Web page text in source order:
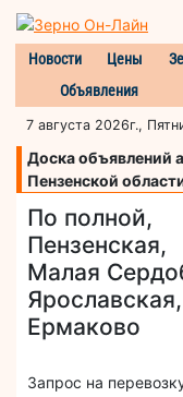
Новости Цены
Объявления
7 августа 2026г.,
Доска объявлений
Пензенской
По полной,
Пензенская,
Малая
Ярославская,
Ермаково
Запрос на